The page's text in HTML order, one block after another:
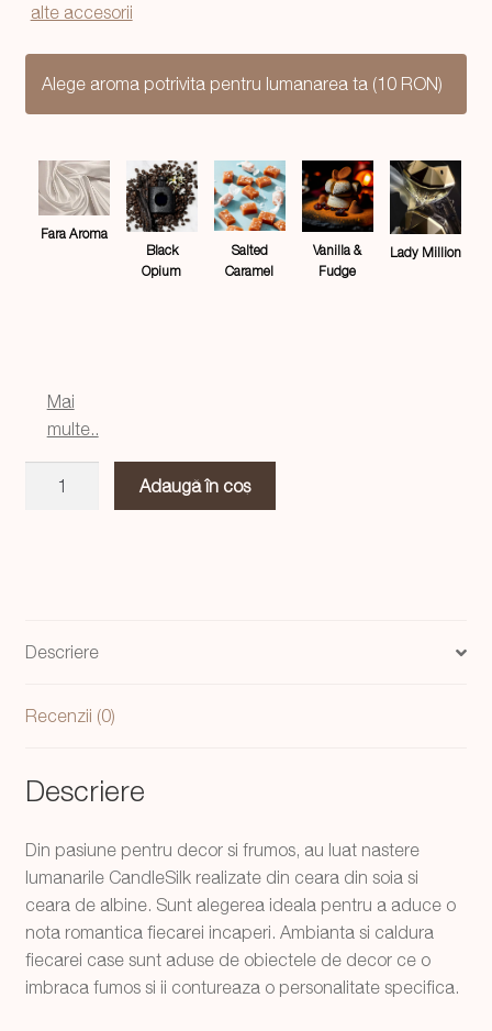
alte accesorii
Alege aroma potrivita pentru lumanarea ta (10 RON)
Fara Aroma
Black
Opium
Salted
Caramel
Vanilla &
Fudge
Lady Million
Mai
multe..
Adaugă în coș
Descriere
Recenzii (0)
Descriere
Din pasiune pentru decor si frumos, au luat nastere
lumanarile CandleSilk realizate din ceara din soia si
ceara de albine. Sunt alegerea ideala pentru a aduce o
nota romantica fiecarei incaperi. Ambianta si caldura
fiecarei case sunt aduse de obiectele de decor ce o
imbraca fumos si ii contureaza o personalitate specifica.